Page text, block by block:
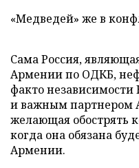
«Медведей» же в
Сама Россия,
Армении по ОДКБ,
факто независимости
и важным партнером
желающая обострять
когда она обязана
Армении.